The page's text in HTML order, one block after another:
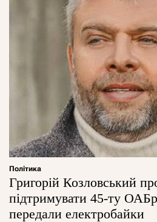
Політика
Григорій Козловський
підтримувати 45-ту
передали електробайки